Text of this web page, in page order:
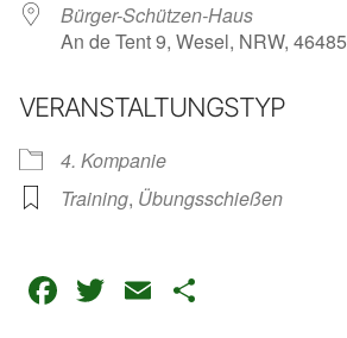
Bürger-Schützen-Haus
An de Tent 9, Wesel, NRW, 46485
VERANSTALTUNGSTYP
4. Kompanie
Training, Übungsschießen
Facebook
Twitter
Email